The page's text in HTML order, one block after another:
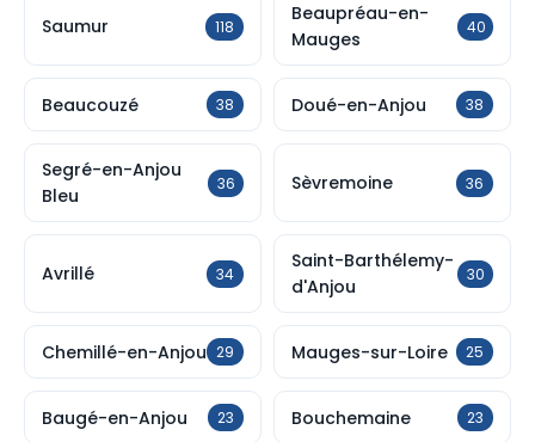
Saumur 118
Beaupréau-en-
Mauges
40
Beaucouzé 38 Doué-en-Anjou 38
Segré-en-Anjou
Bleu
36 Sèvremoine 36
Avrillé 34
Saint-Barthélemy-
d'Anjou
30
Chemillé-en-Anjou 29 Mauges-sur-Loire 25
Baugé-en-Anjou 23 Bouchemaine 23